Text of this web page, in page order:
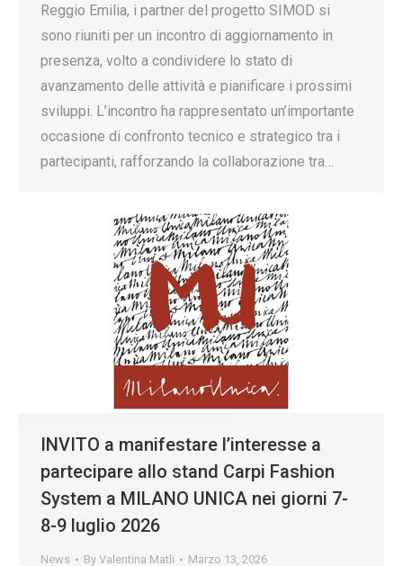
Reggio Emilia, i partner del progetto SIMOD si
sono riuniti per un incontro di aggiornamento in
presenza, volto a condividere lo stato di
avanzamento delle attività e pianificare i prossimi
sviluppi. L’incontro ha rappresentato un’importante
occasione di confronto tecnico e strategico tra i
partecipanti, rafforzando la collaborazione tra…
INVITO a manifestare l’interesse a
partecipare allo stand Carpi Fashion
System a MILANO UNICA nei giorni 7-
8-9 luglio 2026
News By Valentina Matli Marzo 13, 2026